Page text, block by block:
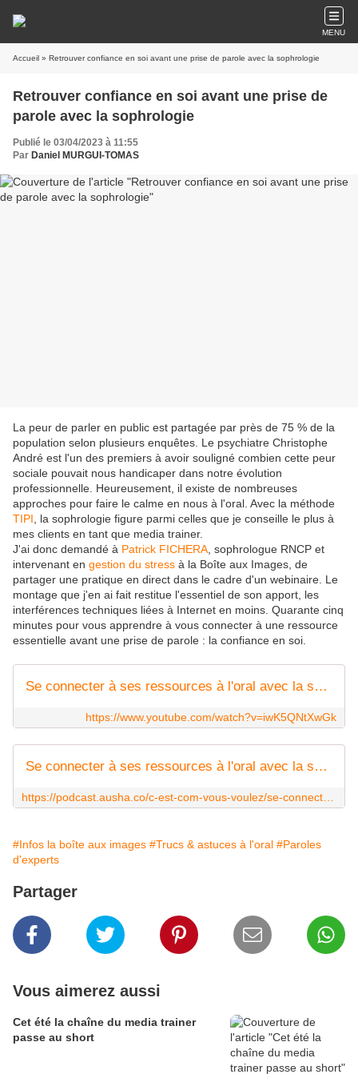
MENU
Accueil » Retrouver confiance en soi avant une prise de parole avec la sophrologie
Retrouver confiance en soi avant une prise de
parole avec la sophrologie
Publié le 03/04/2023 à 11:55
Par Daniel MURGUI-TOMAS
La peur de parler en public est partagée par près de 75 % de la
population selon plusieurs enquêtes. Le psychiatre Christophe
André est l'un des premiers à avoir souligné combien cette peur
sociale pouvait nous handicaper dans notre évolution
professionnelle. Heureusement, il existe de nombreuses
approches pour faire le calme en nous à l'oral. Avec la méthode
TIPI , la sophrologie figure parmi celles que je conseille le plus à
mes clients en tant que media trainer.
J'ai donc demandé à Patrick FICHERA , sophrologue RNCP et
intervenant en gestion du stress à la Boîte aux Images, de
partager une pratique en direct dans le cadre d'un webinaire. Le
montage que j'en ai fait restitue l'essentiel de son apport, les
interférences techniques liées à Internet en moins. Quarante cinq
minutes pour vous apprendre à vous connecter à une ressource
essentielle avant une prise de parole : la confiance en soi.
Se connecter à ses ressources à l'oral avec la sophrologie : Webinaire La Boîte aux Images
https://www.youtube.com/watch?v=iwK5QNtXwGk
Se connecter à ses ressources à l'oral avec la sophrologie | Ausha
#Infos la boîte aux images #Trucs & astuces à l'oral #Paroles
d'experts
Partager
Vous aimerez aussi
Cet été la chaîne du media trainer
passe au short